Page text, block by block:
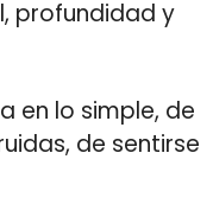
profundidad y
en lo simple, de
de sentirse